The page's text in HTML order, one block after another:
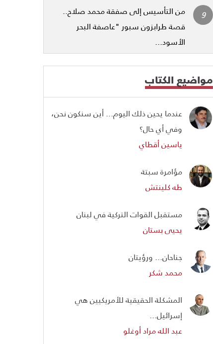
من التأسيس إلى صفقة محمد صلاح..
قصة طرابزون سبور "عاصفة البحر
الأسود...
مواضيع الكتاب
عندما يحين ذلك اليوم... أين سنكون نحن،
وفي أي حال؟
ياسين أقطاي
مؤامرة سبتة
طه كلينتش
مستقبل القوات التركية في لبنان
يحيى بستان
جناحان... ورؤيتان
محمد شكر
المشكلة الحقيقية للأمريكيين هي
إسرائيل...
عبد الله مراد أوغلو